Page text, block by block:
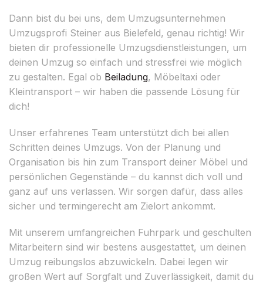
Dann bist du bei uns, dem Umzugsunternehmen
Umzugsprofi Steiner aus Bielefeld, genau richtig! Wir
bieten dir professionelle Umzugsdienstleistungen, um
deinen Umzug so einfach und stressfrei wie möglich
zu gestalten. Egal ob Beiladung, Möbeltaxi oder
Kleintransport – wir haben die passende Lösung für
dich!
Unser erfahrenes Team unterstützt dich bei allen
Schritten deines Umzugs. Von der Planung und
Organisation bis hin zum Transport deiner Möbel und
persönlichen Gegenstände – du kannst dich voll und
ganz auf uns verlassen. Wir sorgen dafür, dass alles
sicher und termingerecht am Zielort ankommt.
Mit unserem umfangreichen Fuhrpark und geschulten
Mitarbeitern sind wir bestens ausgestattet, um deinen
Umzug reibungslos abzuwickeln. Dabei legen wir
großen Wert auf Sorgfalt und Zuverlässigkeit, damit du